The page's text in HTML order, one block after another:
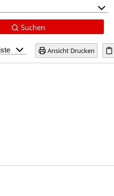
Suchen
Ansicht Drucken